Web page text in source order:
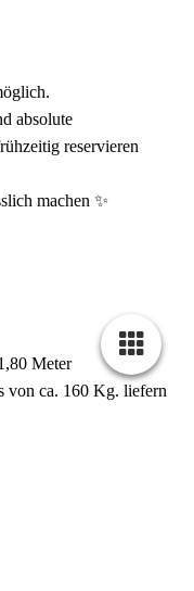
absolute
reservieren
machen ✨
Meter
von ca. 160 Kg. liefern